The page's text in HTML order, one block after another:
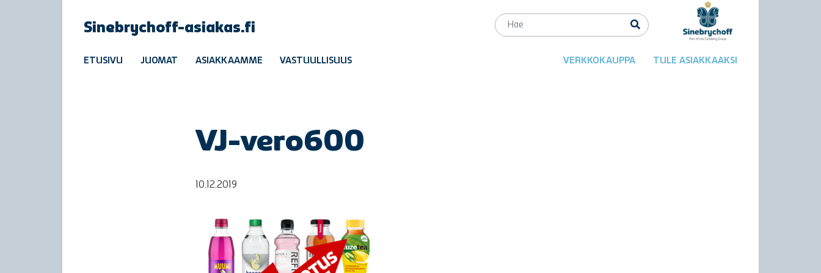
Sinebrychoff-asiakas.fi
ETUSIVU JUOMAT ASIAKKAAMME VASTUULLISUUS VERKKOKAUPPA TULE ASIAKKAAKSI
VJ-vero600
10.12.2019